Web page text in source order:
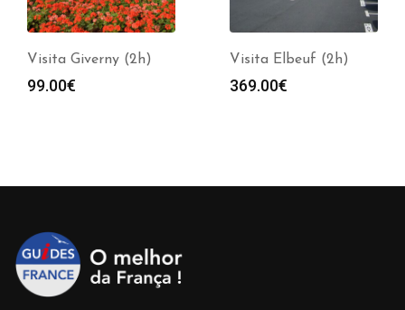
Visita Giverny (2h)
99.00€
Visita Elbeuf (2h)
369.00€